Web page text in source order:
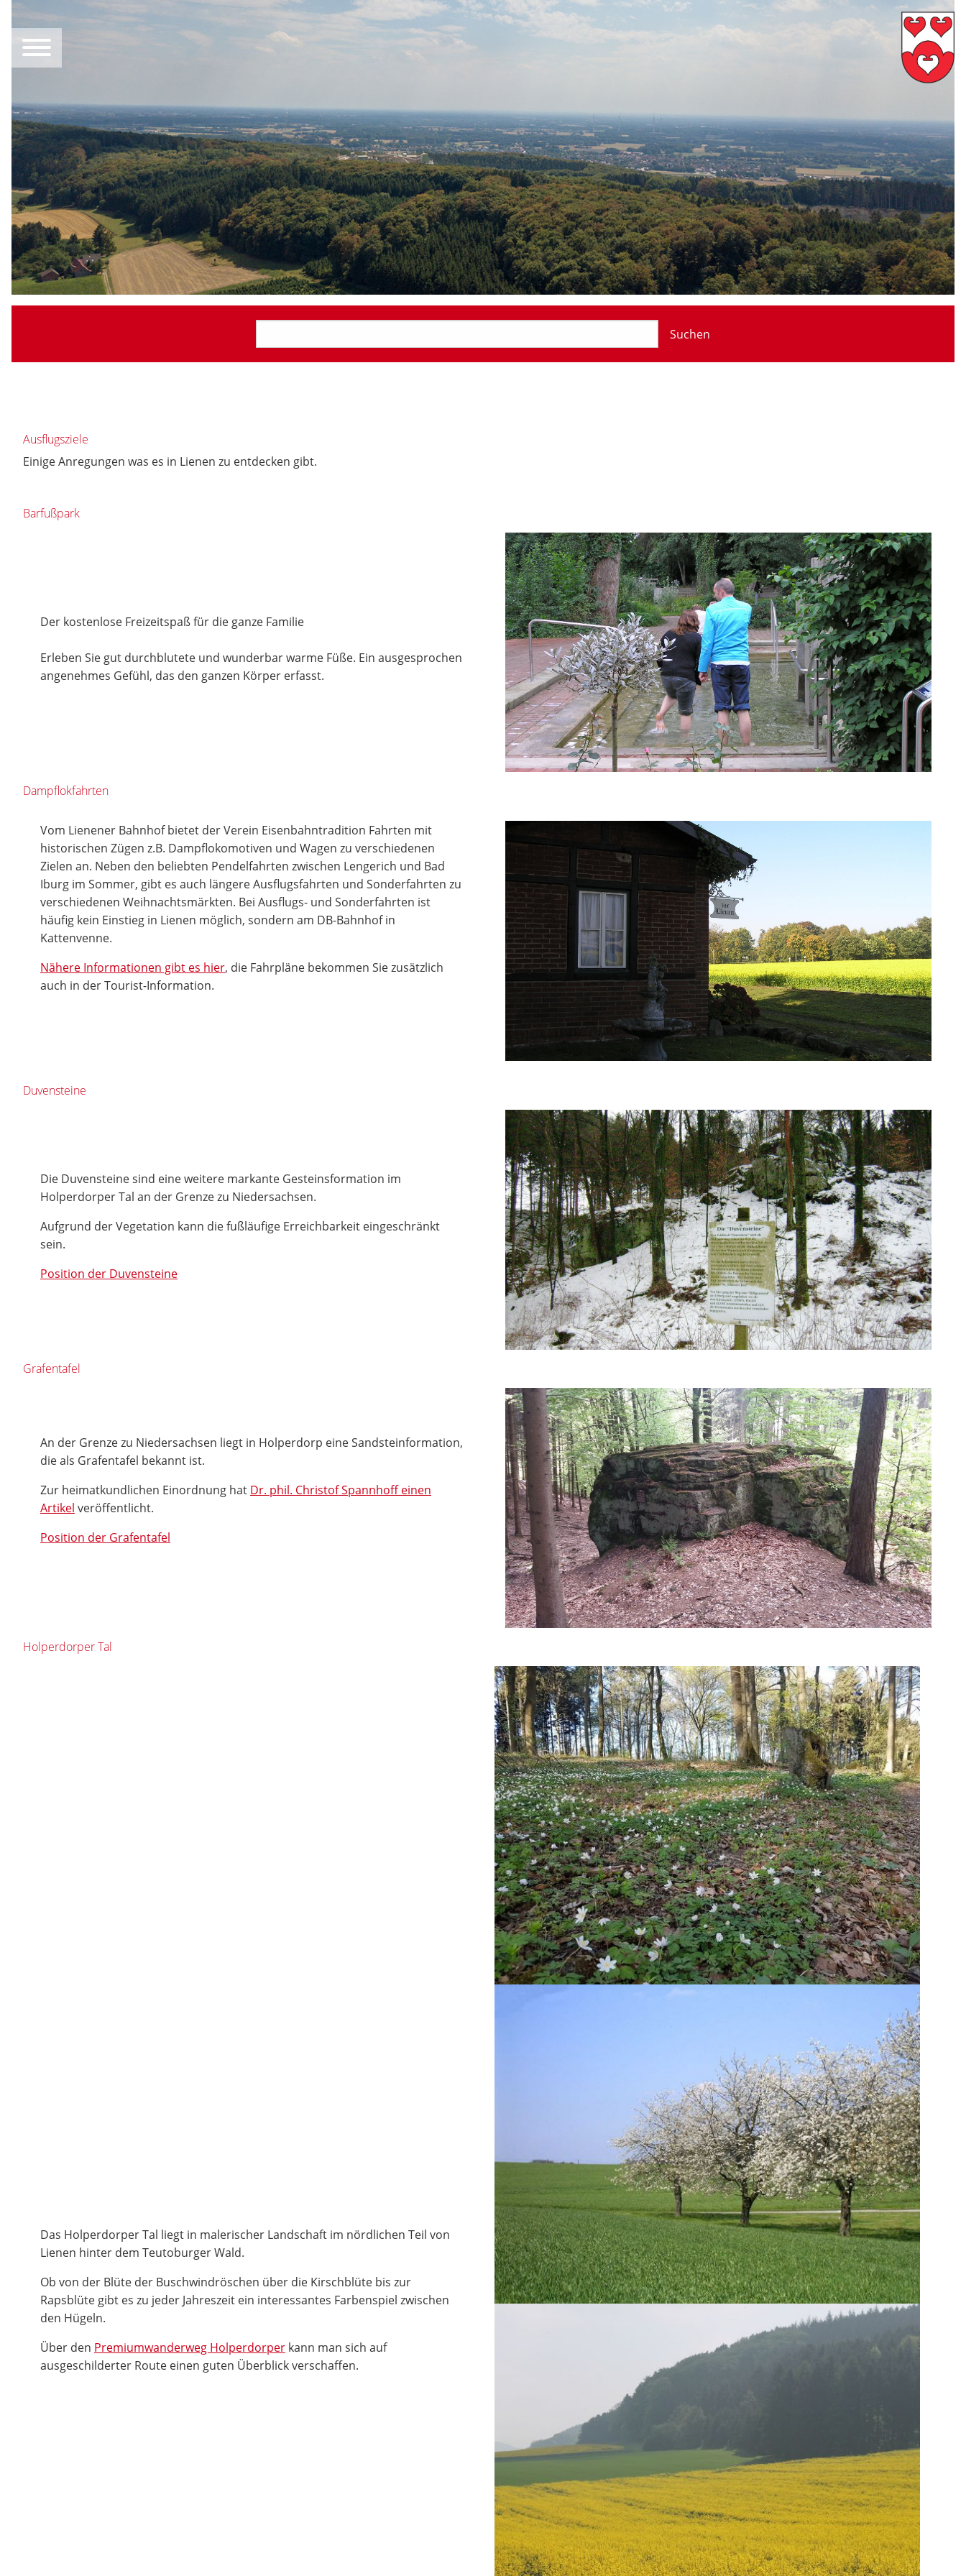
Suchen
Ausflugsziele
Einige Anregungen was es in Lienen zu entdecken gibt.
Barfußpark
Der kostenlose Freizeitspaß für die ganze Familie
Erleben Sie gut durchblutete und wunderbar warme Füße. Ein ausgesprochen
angenehmes Gefühl, das den ganzen Körper erfasst.
Dampflokfahrten
Vom Lienener Bahnhof bietet der Verein Eisenbahntradition Fahrten mit
historischen Zügen z.B. Dampflokomotiven und Wagen zu verschiedenen
Zielen an. Neben den beliebten Pendelfahrten zwischen Lengerich und Bad
Iburg im Sommer, gibt es auch längere Ausflugsfahrten und Sonderfahrten zu
verschiedenen Weihnachtsmärkten. Bei Ausflugs- und Sonderfahrten ist
häufig kein Einstieg in Lienen möglich, sondern am DB-Bahnhof in
Kattenvenne.
Nähere Informationen gibt es hier, die Fahrpläne bekommen Sie zusätzlich
auch in der Tourist-Information.
Duvensteine
Die Duvensteine sind eine weitere markante Gesteinsformation im
Holperdorper Tal an der Grenze zu Niedersachsen.
Aufgrund der Vegetation kann die fußläufige Erreichbarkeit eingeschränkt
sein.
Position der Duvensteine
Grafentafel
An der Grenze zu Niedersachsen liegt in Holperdorp eine Sandsteinformation,
die als Grafentafel bekannt ist.
Zur heimatkundlichen Einordnung hat Dr. phil. Christof Spannhoff einen
Artikel veröffentlicht.
Position der Grafentafel
Holperdorper Tal
Das Holperdorper Tal liegt in malerischer Landschaft im nördlichen Teil von
Lienen hinter dem Teutoburger Wald.
Ob von der Blüte der Buschwindröschen über die Kirschblüte bis zur
Rapsblüte gibt es zu jeder Jahreszeit ein interessantes Farbenspiel zwischen
den Hügeln.
Über den Premiumwanderweg Holperdorper kann man sich auf
ausgeschilderter Route einen guten Überblick verschaffen.